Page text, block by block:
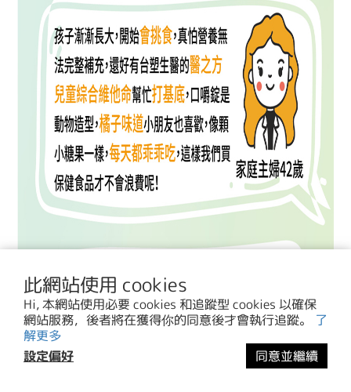
此網站使用 cookies
Hi, 本網站使用必要 cookies 和追蹤型 cookies 以確保
網站服務，後者將在獲得你的同意後才會執行追蹤。 了
解更多
設定偏好
同意並繼續
立即購買